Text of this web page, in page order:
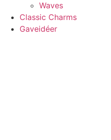
Waves
Classic Charms
Gaveidéer